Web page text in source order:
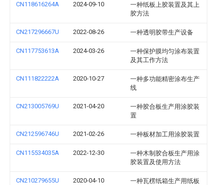
CN118616264A 2024-09-10
一种纸板上胶装置及其上
胶方法
CN217296667U 2022-08-26 一种透明胶带生产设备
CN117753613A 2024-03-26
一种保护膜均匀涂布装置
及其工作方法
CN111822222A 2020-10-27
一种多功能精密涂布生产
线
CN213005769U 2021-04-20
一种胶合板生产用涂胶装
置
CN212596746U 2021-02-26 一种板材加工用涂胶装置
CN115534035A 2022-12-30
一种木制胶合板生产用涂
胶装置及使用方法
CN210279655U 2020-04-10
一种瓦楞纸箱生产用纸板